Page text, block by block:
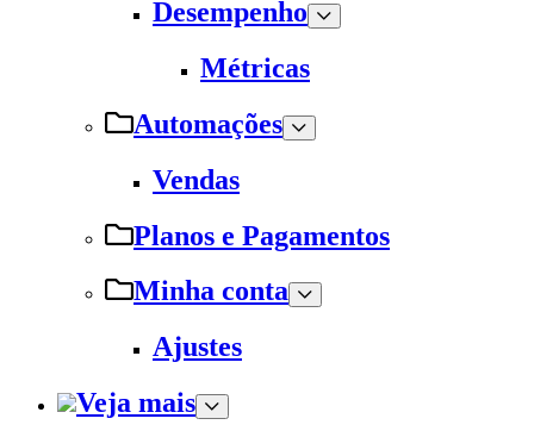
Desempenho
Métricas
Automações
Vendas
Planos e Pagamentos
Minha conta
Ajustes
Veja mais